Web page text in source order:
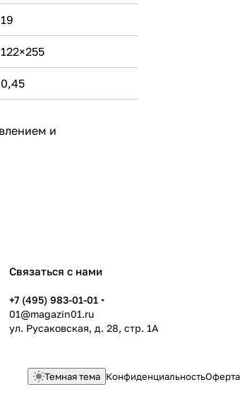
19
122×255
0,45
и
Связаться с нами
+7 (495) 983-01-01
01@magazin01.ru
ул. Русаковская, д. 28, стр. 1А
Темная тема КонфиденциальностьОферта